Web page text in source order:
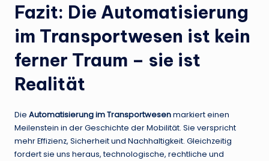
Fazit: Die Automatisierung
im Transportwesen ist kein
ferner Traum – sie ist
Realität
Die Automatisierung im Transportwesenmarkiert einen
Meilenstein in der Geschichte der Mobilität. Sie verspricht
mehr Effizienz, Sicherheit und Nachhaltigkeit. Gleichzeitig
fordert sie uns heraus, technologische, rechtliche und